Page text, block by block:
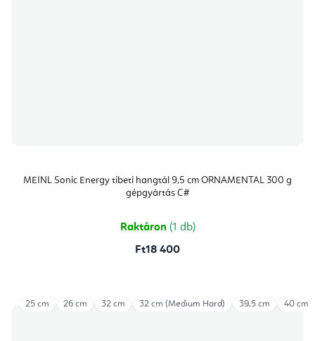
MEINL Sonic Energy tibeti hangtál 9,5 cm ORNAMENTAL 300 g
gépgyártás C#
Raktáron (1 db)
Ft18 400
25 cm 26 cm 32 cm 32 cm (Medium Hard) 39,5 cm 40 cm